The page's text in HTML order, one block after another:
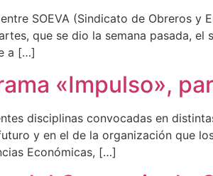
SOEVA (Sindicato de Obreros y
que se dio la semana pasada,
a […]
«Impulso»,
disciplinas convocadas en
y en el de la organización que
Económicas, […]